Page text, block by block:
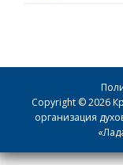
Copyright © 2026
организация